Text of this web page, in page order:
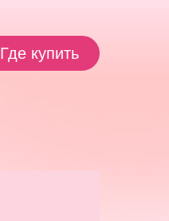
Где купить